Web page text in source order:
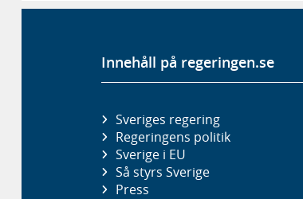
Innehåll på regeringen.se
Sveriges regering
Regeringens politik
Sverige i EU
Så styrs Sverige
Press